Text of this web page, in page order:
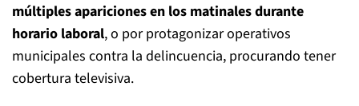
múltiples apariciones en los matinales durante
horario laboral, o por protagonizar operativos
municipales contra la delincuencia, procurando tener
cobertura televisiva.